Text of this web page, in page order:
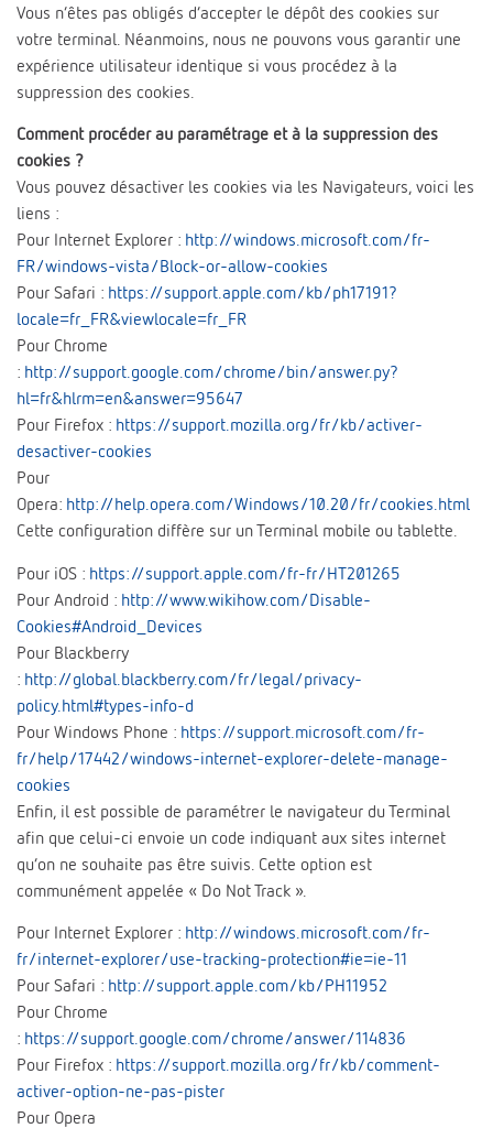
Vous n’êtes pas obligés d’accepter le dépôt des cookies sur
votre terminal. Néanmoins, nous ne pouvons vous garantir une
expérience utilisateur identique si vous procédez à la
suppression des cookies.
Comment procéder au paramétrage et à la suppression des
cookies ?
Vous pouvez désactiver les cookies via les Navigateurs, voici les
liens :
Pour Internet Explorer : http://windows.microsoft.com/fr-
FR/windows-vista/Block-or-allow-cookies
Pour Safari : https://support.apple.com/kb/ph17191?
locale=fr_FR&viewlocale=fr_FR
Pour Chrome
: http://support.google.com/chrome/bin/answer.py?
hl=fr&hlrm=en&answer=95647
Pour Firefox : https://support.mozilla.org/fr/kb/activer-
desactiver-cookies
Pour
Opera: http://help.opera.com/Windows/10.20/fr/cookies.html
Cette configuration diffère sur un Terminal mobile ou tablette.
Pour iOS : https://support.apple.com/fr-fr/HT201265
Pour Android : http://www.wikihow.com/Disable-
Cookies#Android_Devices
Pour Blackberry
: http://global.blackberry.com/fr/legal/privacy-
policy.html#types-info-d
Pour Windows Phone : https://support.microsoft.com/fr-
fr/help/17442/windows-internet-explorer-delete-manage-
cookies
Enfin, il est possible de paramétrer le navigateur du Terminal
afin que celui-ci envoie un code indiquant aux sites internet
qu’on ne souhaite pas être suivis. Cette option est
communément appelée « Do Not Track ».
Pour Internet Explorer : http://windows.microsoft.com/fr-
fr/internet-explorer/use-tracking-protection#ie=ie-11
Pour Safari : http://support.apple.com/kb/PH11952
Pour Chrome
: https://support.google.com/chrome/answer/114836
Pour Firefox : https://support.mozilla.org/fr/kb/comment-
activer-option-ne-pas-pister
Pour Opera